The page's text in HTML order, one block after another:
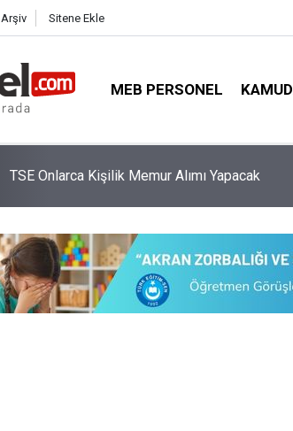
Arşiv Sitene Ekle
MEB PERSONEL
Öğretmenler İçin İmzalana En Yüksek 5